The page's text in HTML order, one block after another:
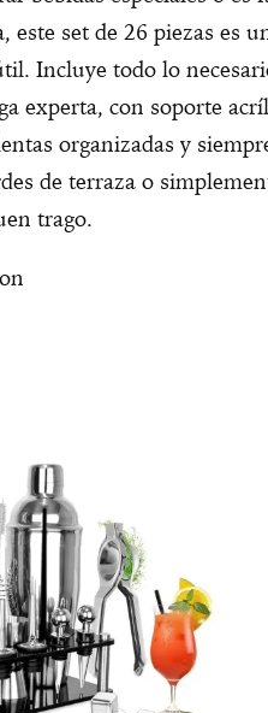
este set de 26 piezas es
Incluye todo lo
experta, con soporte
organizadas y
de terraza o
trago.